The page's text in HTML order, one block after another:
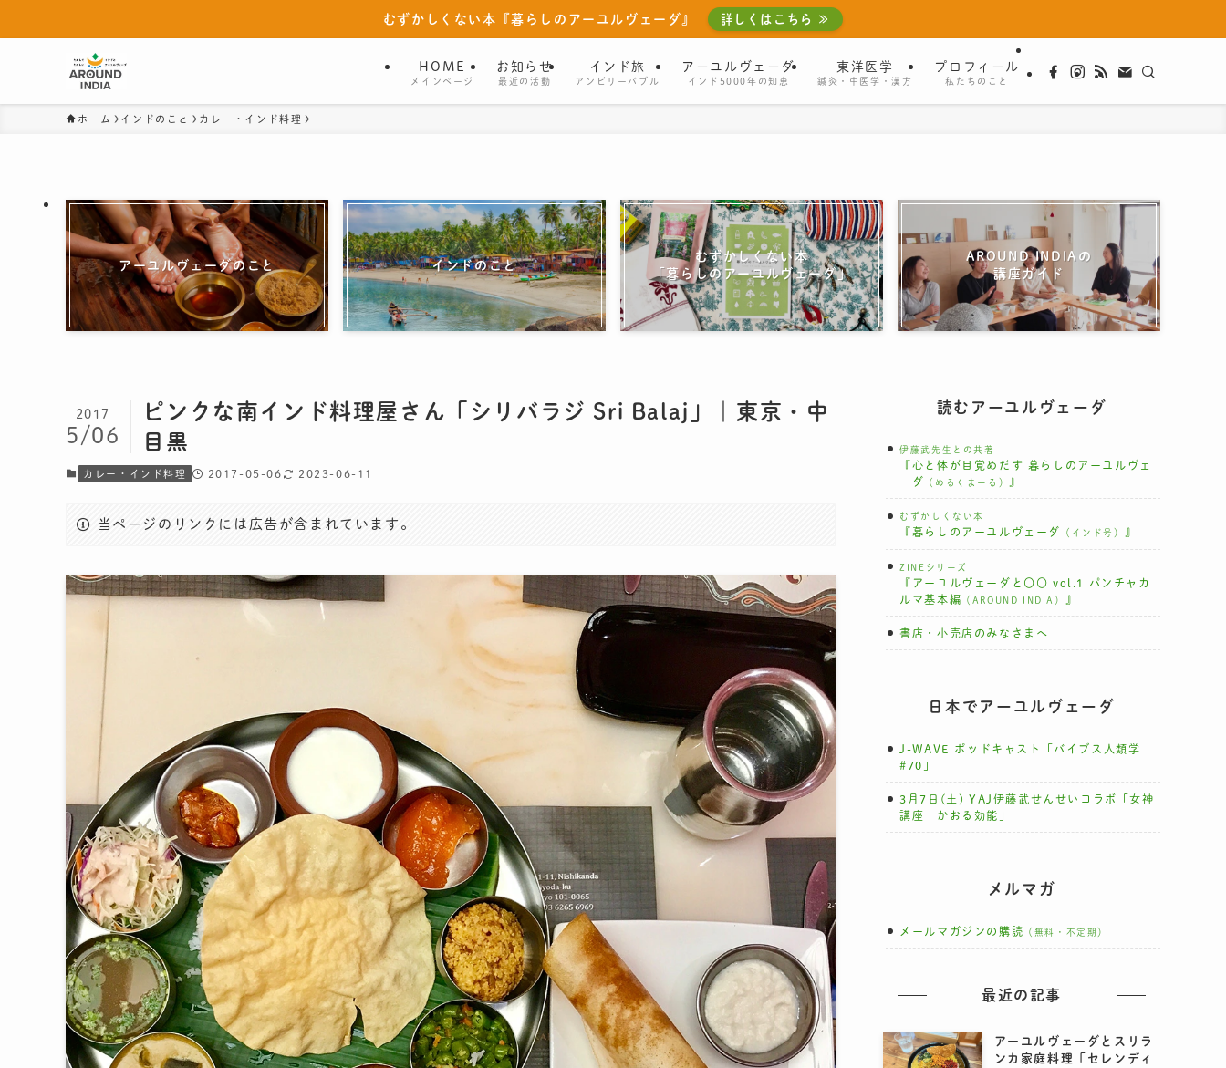
むずかしくない本『暮らしのアーユルヴェーダ』 詳しくはこちら ≫
HOME
メインページ
お知らせ
最近の活動
インド旅
アンビリーバブル
アーユルヴェーダ
インド5000年の知恵
東洋医学
鍼灸・中医学・漢方
プロフィール
私たちのこと
ホーム インドのこと カレー・インド料理
アーユルヴェーダのこと インドのこと
むずかしくない本
「暮らしのアーユルヴェーダ」
AROUND INDIAの
講座ガイド
ピンクな南インド料理屋さん「シリバラジ Sri Balaj」｜東京・中
目黒
2017
5/06
カレー・インド料理 2017-05-06 2023-06-11
当ページのリンクには広告が含まれています。
読むアーユルヴェーダ
伊藤武先生との共著
『心と体が目覚めだす 暮らしのアーユルヴェ
ーダ
（めるくまーる） 』
むずかしくない本
『暮らしのアーユルヴェーダ （インド号） 』
ZINEシリーズ
『アーユルヴェーダと〇〇 vol.1 パンチャカ
ルマ基本編
（AROUND INDIA） 』
書店・小売店のみなさまへ
日本でアーユルヴェーダ
J-WAVE ポッドキャスト「バイブス人類学
#70」
3月7日(土) YAJ伊藤武せんせいコラボ「女神
講座 かおる効能」
メルマガ
メールマガジンの購読 （無料・不定期）
最近の記事
アーユルヴェーダとスリラ
ンカ家庭料理「セレンディ